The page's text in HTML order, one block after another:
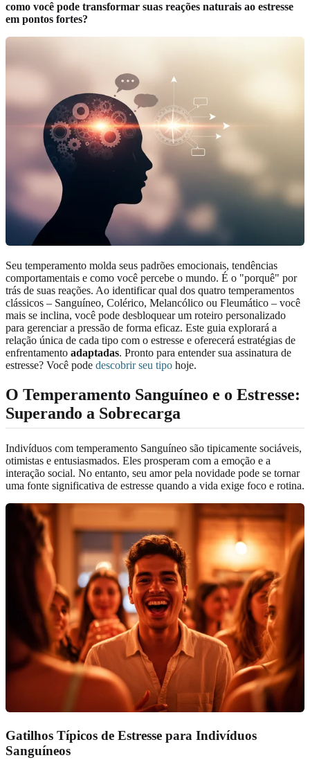
como você pode transformar suas reações naturais ao estresse
em pontos fortes?
Seu temperamento molda seus padrões emocionais, tendências
comportamentais e como você percebe o mundo. É o "porquê" por
trás de suas reações. Ao identificar qual dos quatro temperamentos
clássicos – Sanguíneo, Colérico, Melancólico ou Fleumático – você
mais se inclina, você pode desbloquear um roteiro personalizado
para gerenciar a pressão de forma eficaz. Este guia explorará a
relação única de cada tipo com o estresse e oferecerá estratégias de
enfrentamento adaptadas. Pronto para entender sua assinatura de
estresse? Você pode descobrir seu tipo hoje.
O Temperamento Sanguíneo e o Estresse:
Superando a Sobrecarga
Indivíduos com temperamento Sanguíneo são tipicamente sociáveis,
otimistas e entusiasmados. Eles prosperam com a emoção e a
interação social. No entanto, seu amor pela novidade pode se tornar
uma fonte significativa de estresse quando a vida exige foco e rotina.
Gatilhos Típicos de Estresse para Indivíduos
Sanguíneos